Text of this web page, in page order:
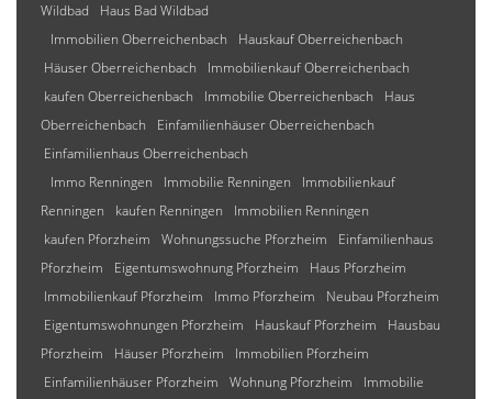
Wildbad
Haus Bad Wildbad
Immobilien Oberreichenbach
Hauskauf Oberreichenbach
Häuser Oberreichenbach
Immobilienkauf Oberreichenbach
kaufen Oberreichenbach
Immobilie Oberreichenbach
Haus
Oberreichenbach
Einfamilienhäuser Oberreichenbach
Einfamilienhaus Oberreichenbach
Immo Renningen
Immobilie Renningen
Immobilienkauf
Renningen
kaufen Renningen
Immobilien Renningen
kaufen Pforzheim
Wohnungssuche Pforzheim
Einfamilienhaus
Pforzheim
Eigentumswohnung Pforzheim
Haus Pforzheim
Immobilienkauf Pforzheim
Immo Pforzheim
Neubau Pforzheim
Eigentumswohnungen Pforzheim
Hauskauf Pforzheim
Hausbau
Pforzheim
Häuser Pforzheim
Immobilien Pforzheim
Einfamilienhäuser Pforzheim
Wohnung Pforzheim Immobilie